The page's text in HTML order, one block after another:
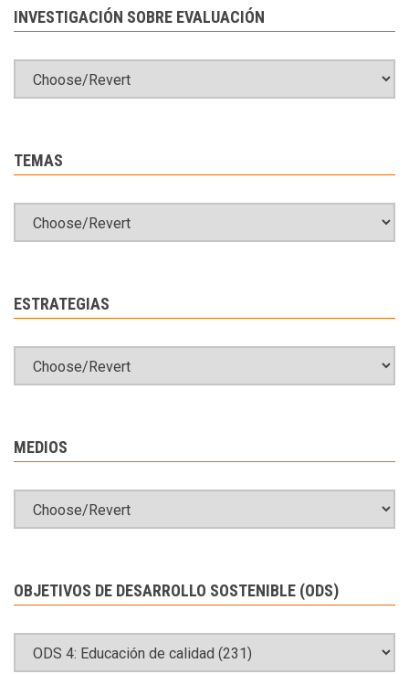
INVESTIGACIÓN SOBRE EVALUACIÓN
TEMAS
ESTRATEGIAS
MEDIOS
OBJETIVOS DE DESARROLLO SOSTENIBLE (ODS)